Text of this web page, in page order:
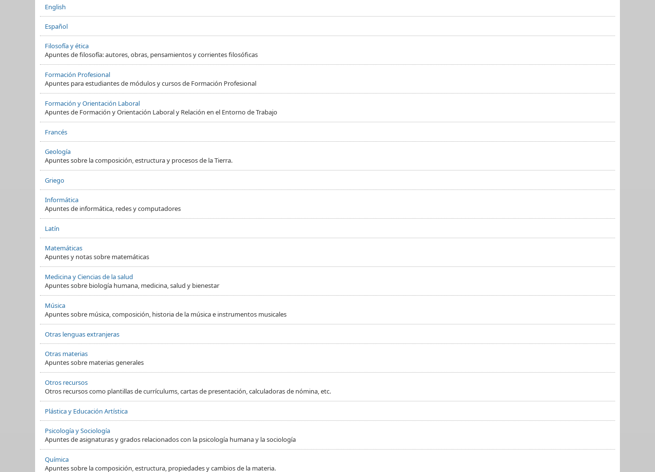
English
Español
Filosofía y ética
Apuntes de filosofía: autores, obras, pensamientos y corrientes filosóficas
Formación Profesional
Apuntes para estudiantes de módulos y cursos de Formación Profesional
Formación y Orientación Laboral
Apuntes de Formación y Orientación Laboral y Relación en el Entorno de Trabajo
Francés
Geología
Apuntes sobre la composición, estructura y procesos de la Tierra.
Griego
Informática
Apuntes de informática, redes y computadores
Latín
Matemáticas
Apuntes y notas sobre matemáticas
Medicina y Ciencias de la salud
Apuntes sobre biología humana, medicina, salud y bienestar
Música
Apuntes sobre música, composición, historia de la música e instrumentos musicales
Otras lenguas extranjeras
Otras materias
Apuntes sobre materias generales
Otros recursos
Otros recursos como plantillas de currículums, cartas de presentación, calculadoras de nómina, etc.
Plástica y Educación Artística
Psicología y Sociología
Apuntes de asignaturas y grados relacionados con la psicología humana y la sociología
Química
Apuntes sobre la composición, estructura, propiedades y cambios de la materia.